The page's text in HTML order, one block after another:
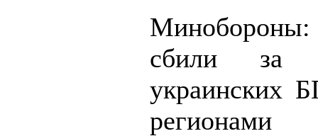
сбили за
украинских